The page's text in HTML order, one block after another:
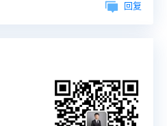
回复